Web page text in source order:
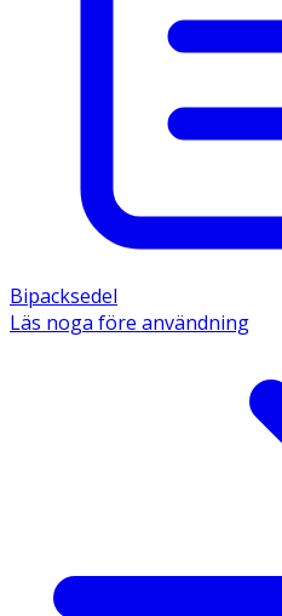
Bipacksedel
Läs noga före användning